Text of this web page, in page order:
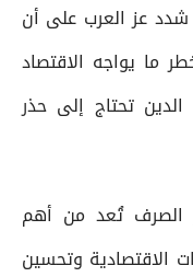
شدد عز العرب على أن
ما يواجه الاقتصاد
تحتاج إلى حذر
الصرف تُعد من أهم
الاقتصادية وتحسين